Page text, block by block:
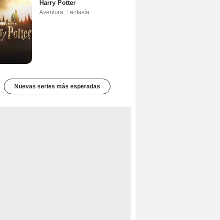
Harry Potter
Aventura Fantasía
Nuevas series más esperadas